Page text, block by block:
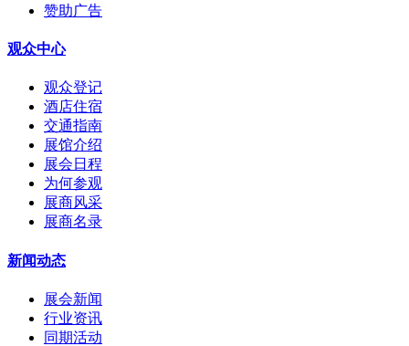
赞助广告
观众中心
观众登记
酒店住宿
交通指南
展馆介绍
展会日程
为何参观
展商风采
展商名录
新闻动态
展会新闻
行业资讯
同期活动